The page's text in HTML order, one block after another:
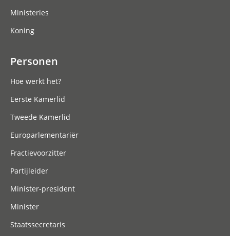
Ministeries
Koning
Personen
Hoe werkt het?
Eerste Kamerlid
Tweede Kamerlid
Europarlementariër
Fractievoorzitter
Partijleider
Minister-president
Minister
Staatssecretaris